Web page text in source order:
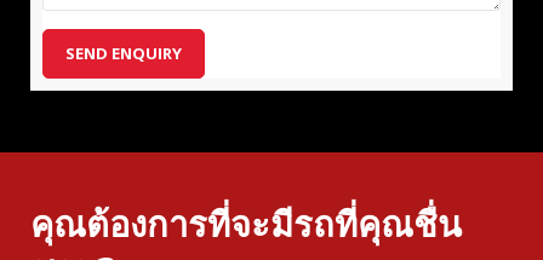
SEND ENQUIRY
คุณต้องการที่จะมีรถที่คุณชื่น